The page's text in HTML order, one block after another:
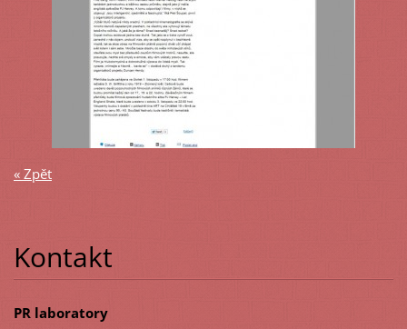
« Zpět
Kontakt
PR laboratory